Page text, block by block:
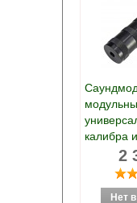
калибра
2